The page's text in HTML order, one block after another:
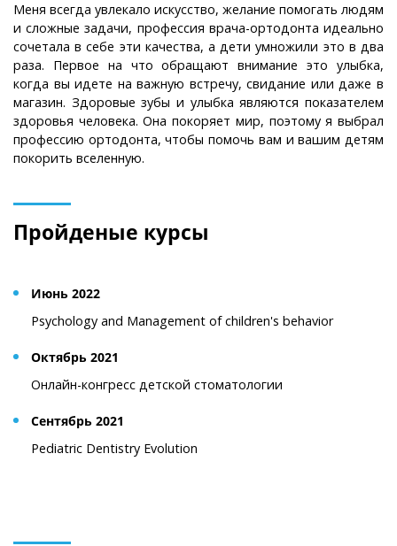
Меня всегда увлекало искусство, желание помогать людям
и сложные задачи, профессия врача-ортодонта идеально
сочетала в себе эти качества, а дети умножили это в два
раза. Первое на что обращают внимание это улыбка,
когда вы идете на важную встречу, свидание или даже в
магазин. Здоровые зубы и улыбка являются показателем
здоровья человека. Она покоряет мир, поэтому я выбрал
профессию ортодонта, чтобы помочь вам и вашим детям
покорить вселенную.
Пройденые курсы
Июнь 2022
Psychology and Management of children's behavior
Октябрь 2021
Онлайн-конгресс детской стоматологии
Сентябрь 2021
Pediatric Dentistry Evolution